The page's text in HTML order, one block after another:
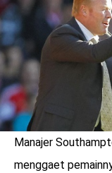
Manajer
menggaet